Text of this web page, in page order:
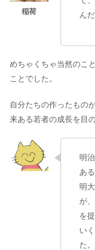
ん
めちゃくちゃ当然のこ
ことでした。
自分たちの作ったもの
来ある若者の成長を目
明
あ
明
が
を
い
た。